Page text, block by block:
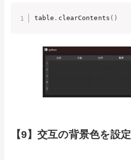
table . clearContents ( )
【9】交互の背景色を設定